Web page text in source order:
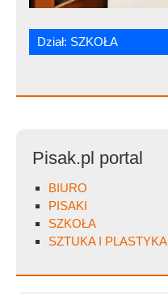
Dział: SZKOŁA
Pisak.pl portal
BIURO
PISAKI
SZKOŁA
SZTUKA I PLASTYKA